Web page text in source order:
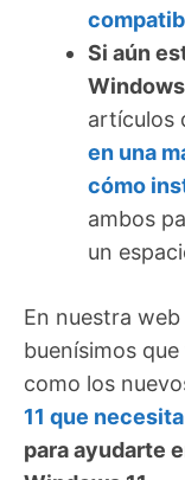
Si aún
Windows
artículos
en una
cómo
ambos
un
En nuestra
buenísimos
como los
11 que
para ayudarte